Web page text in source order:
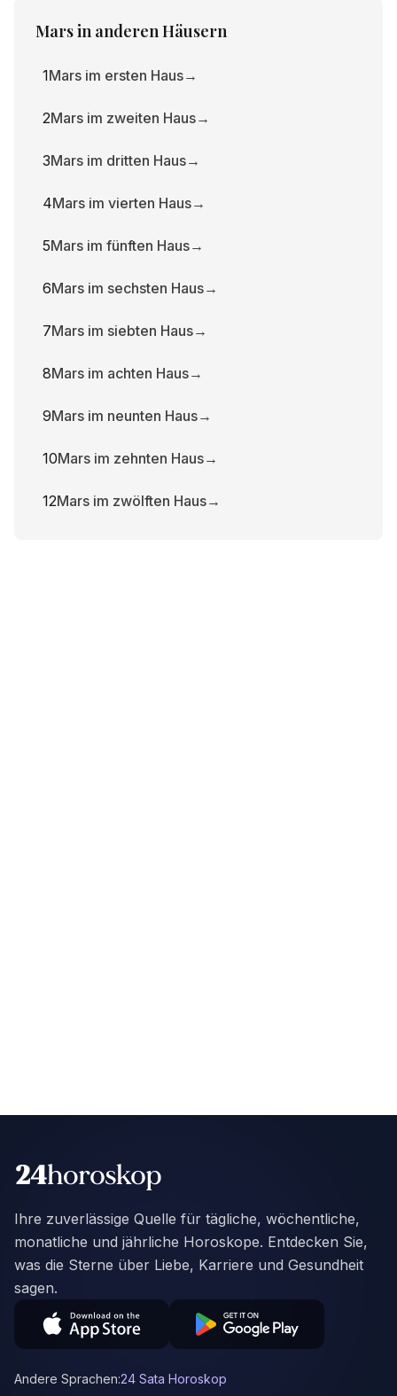
Marsin anderen Häusern
1Mars im ersten Haus→
2Mars im zweiten Haus→
3Mars im dritten Haus→
4Mars im vierten Haus→
5Mars im fünften Haus→
6Mars im sechsten Haus→
7Mars im siebten Haus→
8Mars im achten Haus→
9Mars im neunten Haus→
10Mars im zehnten Haus→
12Mars im zwölften Haus→
Ihre zuverlässige Quelle für tägliche, wöchentliche,
monatliche und jährliche Horoskope. Entdecken Sie,
was die Sterne über Liebe, Karriere und Gesundheit
sagen.
Andere Sprachen:24 Sata Horoskop